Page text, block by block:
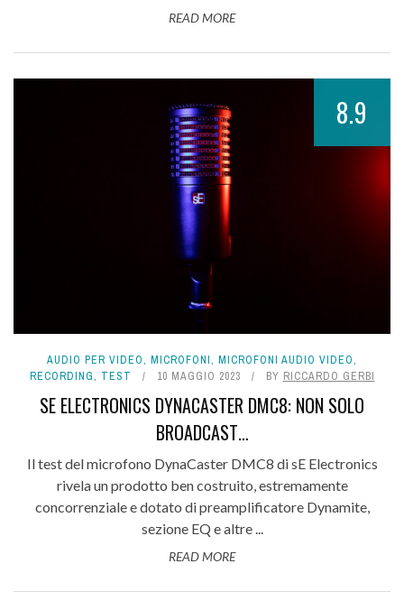
READ MORE
8.9
AUDIO PER VIDEO, MICROFONI, MICROFONI AUDIO VIDEO,
RECORDING, TEST 10 MAGGIO 2023 BY RICCARDO GERBI
SE ELECTRONICS DYNACASTER DMC8: NON SOLO
BROADCAST…
Il test del microfono DynaCaster DMC8 di sE Electronics
rivela un prodotto ben costruito, estremamente
concorrenziale e dotato di preamplificatore Dynamite,
sezione EQ e altre ...
READ MORE